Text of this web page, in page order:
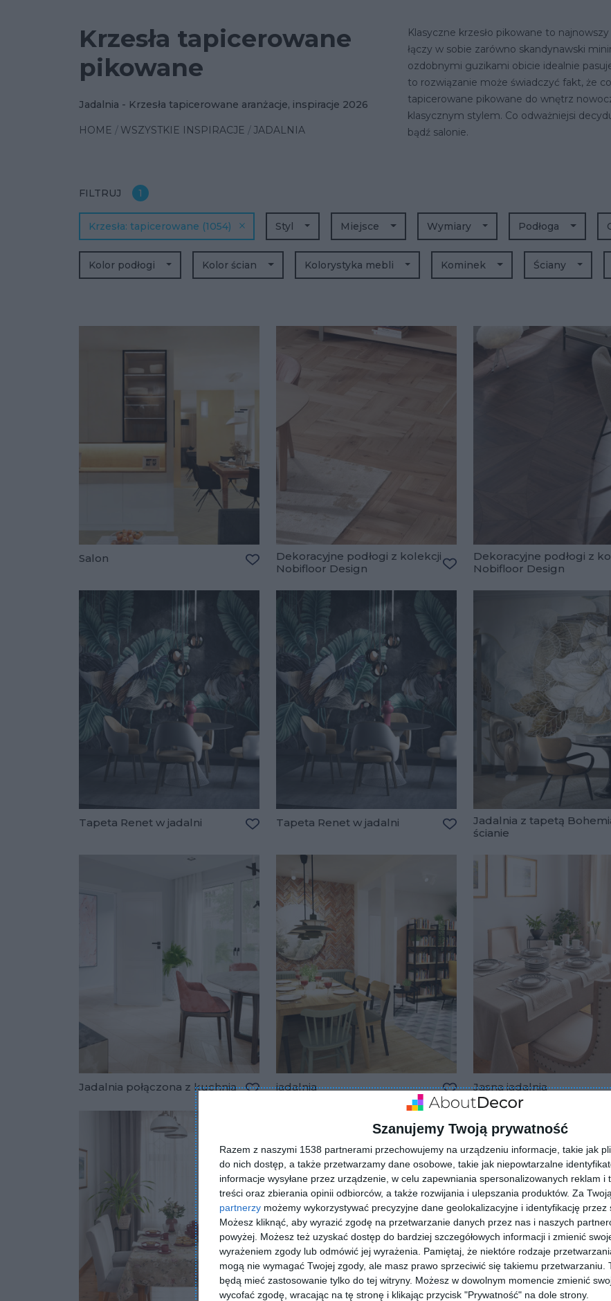
Szanujemy Twoją prywatność
Razem z naszymi 1538 partnerami przechowujemy na urządzeniu informacje, takie jak
do nich dostęp, a także przetwarzamy dane osobowe, takie jak niepowtarzalne
informacje wysyłane przez urządzenie, w celu zapewniania spersonalizowanych reklam i
treści oraz zbierania opinii odbiorców, a także rozwijania i ulepszania produktów. Za
partnerzy możemy wykorzystywać precyzyjne dane geolokalizacyjne i identyfikację przez
Możesz kliknąć, aby wyrazić zgodę na przetwarzanie danych przez nas i naszych
powyżej. Możesz też uzyskać dostęp do bardziej szczegółowych informacji i zmienić
wyrażeniem zgody lub odmówić jej wyrażenia.
Pamiętaj, że niektóre rodzaje
mogą nie wymagać Twojej zgody, ale masz prawo sprzeciwić się takiemu przetwarzaniu.
będą mieć zastosowanie tylko do tej witryny. Możesz w dowolnym momencie zmienić
wycofać zgodę, wracając na tę stronę i klikając przycisk "Prywatność" na dole strony.
Krzesła tapicerowane
pikowane
Jadalnia - Krzesła tapicerowane aranżacje, inspiracje 2026
HOME WSZYSTKIE INSPIRACJE JADALNIA
Klasyczne krzesło pikowane to najnowszy
łączy w sobie zarówno skandynawski
ozdobnymi guzikami obicie idealnie
to rozwiązanie może świadczyć fakt, że
tapicerowane pikowane do wnętrz
klasycznym stylem. Co odważniejsi
bądź salonie.
FILTRUJ 1
Styl Miejsce Wymiary Podłoga
tapicerowane (1054)
Krzesła
Kolor podłogi Kolor ścian Kolorystyka mebli Kominek Ściany
Salon
Dodaj do ulubionych
Dekoracyjne podłogi z kolekcji
Nobifloor Design
Dodaj do ulubionych
Dekoracyjne podłogi z
Nobifloor Design
Tapeta Renet w jadalni Tapeta Renet w jadalni
Dodaj do ulubionych
Jadalnia z tapetą
ścianie
Jadalnia połączona z kuchnią jadalnia
Dodaj do ulubionych
Jasna jadalnia